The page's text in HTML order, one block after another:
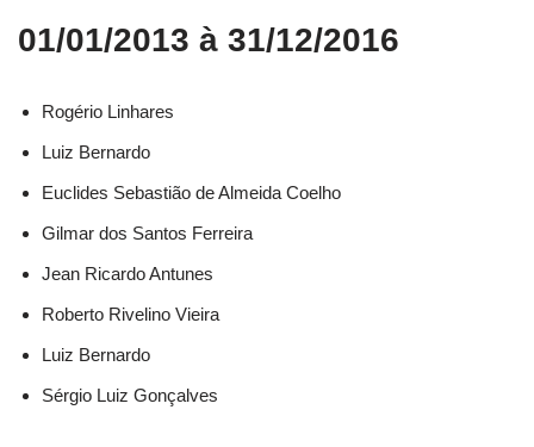
01/01/2013 à 31/12/2016
Rogério Linhares​
Luiz Bernardo​
Euclides Sebastião de Almeida Coelho​
Gilmar dos Santos Ferreira​
Jean Ricardo Antunes​
Roberto Rivelino Vieira​
Luiz Bernardo​
Sérgio Luiz Gonçalves​